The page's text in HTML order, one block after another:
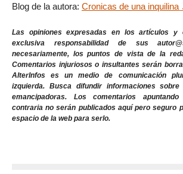
Blog de la autora: Cronicas de una inquilina
Las opiniones expresadas en los artículos y
exclusiva responsabilidad de sus
necesariamente, los puntos de vista de la
Comentarios injuriosos o insultantes serán
AlterInfos es un medio de comunicación
izquierda. Busca difundir informaciones
emancipadoras. Los comentarios
contraria no serán publicados aquí pero seguro
espacio de la web para serlo.